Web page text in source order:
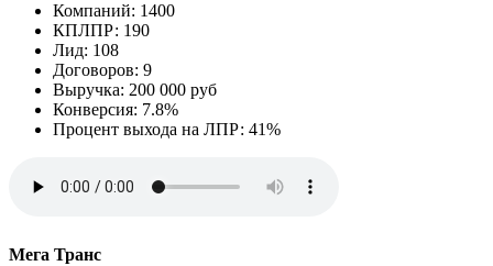
Компаний: 1400
КПЛПР: 190
Лид: 108
Договоров: 9
Выручка: 200 000 руб
Конверсия: 7.8%
Процент выхода на ЛПР: 41%
Мега Транс